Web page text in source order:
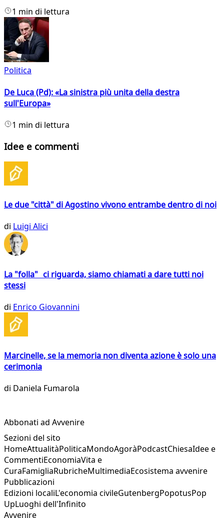
1 min di lettura
Politica
De Luca (Pd): «La sinistra più unita della destra
sull'Europa»
1 min di lettura
Idee e commenti
Le due "città" di Agostino vivono entrambe dentro di noi
di Luigi Alici
La "folla" ci riguarda, siamo chiamati a dare tutti noi
stessi
di Enrico Giovannini
Marcinelle, se la memoria non diventa azione è solo una
cerimonia
di Daniela Fumarola
Abbonati ad Avvenire
Sezioni del sito
HomeAttualitàPoliticaMondoAgoràPodcastChiesaIdee e
CommentiEconomiaVita e
CuraFamigliaRubricheMultimediaEcosistema avvenire
Pubblicazioni
Edizioni localiL'economia civileGutenbergPopotusPop
UpLuoghi dell'Infinito
Avvenire